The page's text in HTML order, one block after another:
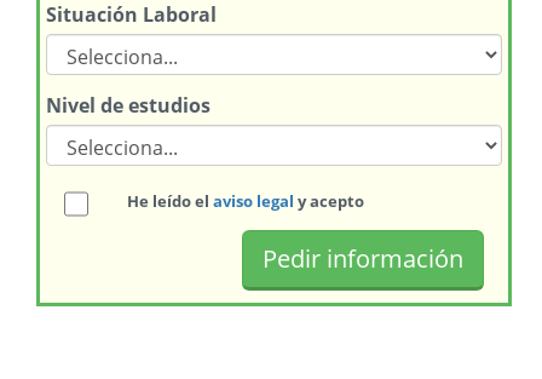
Situación Laboral
Nivel de estudios
He leído el aviso legal y acepto